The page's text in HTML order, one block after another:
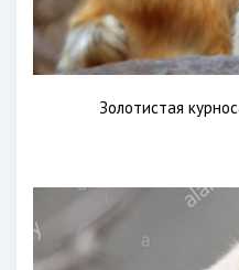
Золотистая